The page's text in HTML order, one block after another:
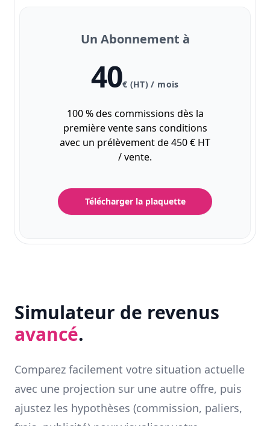
Un Abonnement à
40€ (HT) / mois
100 % des commissions dès la
première vente sans conditions
avec un prélèvement de 450 € HT
/ vente.
Télécharger la plaquette
Simulateur de revenus
avancé.
Comparez facilement votre situation actuelle
avec une projection sur une autre offre, puis
ajustez les hypothèses (commission, paliers,